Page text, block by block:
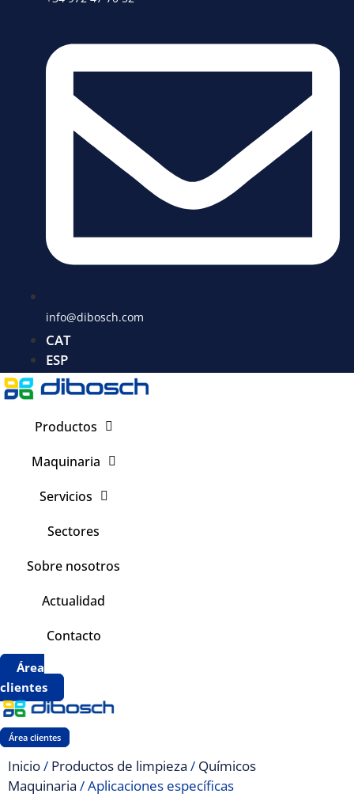
info@dibosch.com
CAT
ESP
Productos
Maquinaria
Servicios
Sectores
Sobre nosotros
Actualidad
Contacto
Área
clientes
Área clientes
Inicio/ Productos de limpieza / Químicos
Maquinaria / Aplicaciones específicas